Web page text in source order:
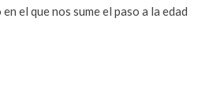
el que nos sume el paso a la edad